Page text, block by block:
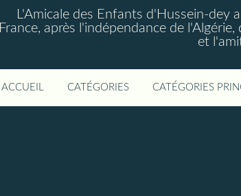
L'Amicale des Enfants d'Hussein-dey
France, après l'indépendance de
et
ACCUEIL CATÉGORIES CATÉGORIES